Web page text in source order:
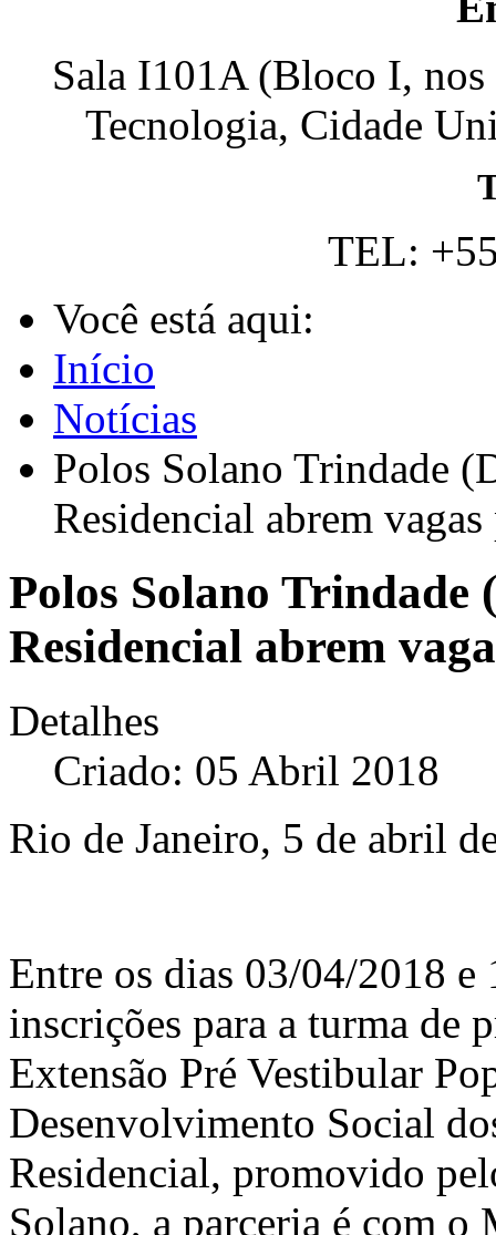
Sala I101A (Bloco I,
Tecnologia, Cidade
TEL:
Você está aqui:
Início
Notícias
Polos Solano Trindade
Residencial abrem vagas
Polos Solano Trindade
Residencial abrem
Detalhes
Criado: 05 Abril 2018
Rio de Janeiro, 5 de abril
Entre os dias 03/04/2018 e
inscrições para a turma de
Extensão Pré Vestibular
Desenvolvimento Social
Residencial, promovido
Solano, a parceria é com